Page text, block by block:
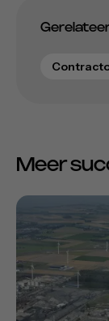
Meer